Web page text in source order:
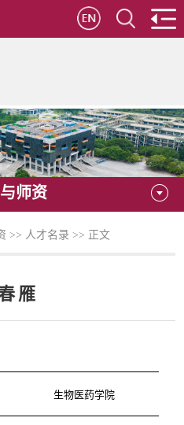
师资
>> 人才名录 >> 正文
雁
生物医药学院